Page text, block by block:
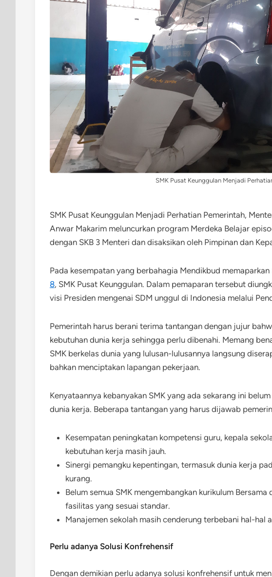
SMK Pusat Keunggulan Menjadi
SMK Pusat Keunggulan Menjadi Perhatian Pemerintah,
Anwar Makarim meluncurkan program Merdeka Belajar
dengan SKB 3 Menteri dan disaksikan oleh Pimpinan dan
Pada kesempatan yang berbahagia Mendikbud
8, SMK Pusat Keunggulan. Dalam pemaparan tersebut
visi Presiden mengenai SDM unggul di Indonesia melalui
Pemerintah harus berani terima tantangan dengan jujur
kebutuhan dunia kerja sehingga perlu dibenahi. Memang
SMK berkelas dunia yang lulusan-lulusannya langsung
bahkan menciptakan lapangan pekerjaan.
Kenyataannya kebanyakan SMK yang ada sekarang ini
dunia kerja. Beberapa tantangan yang harus dijawab
Kesempatan peningkatan kompetensi guru, kepala
kebutuhan kerja masih jauh.
Sinergi pemangku kepentingan, termasuk dunia kerja
kurang.
Belum semua SMK mengembangkan kurikulum
fasilitas yang sesuai standar.
Manajemen sekolah masih cenderung terbebani hal-hal
Perlu adanya Solusi Konfrehensif
Dengan demikian perlu adanya solusi konfrehensif untuk